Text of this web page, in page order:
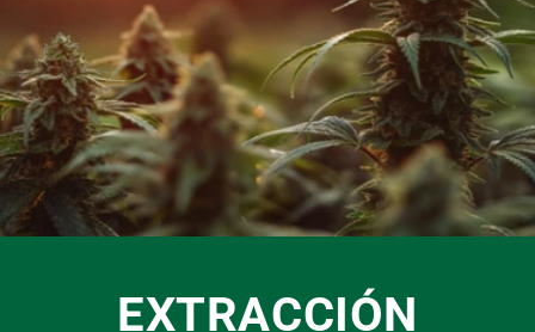
EXTRACCIÓN